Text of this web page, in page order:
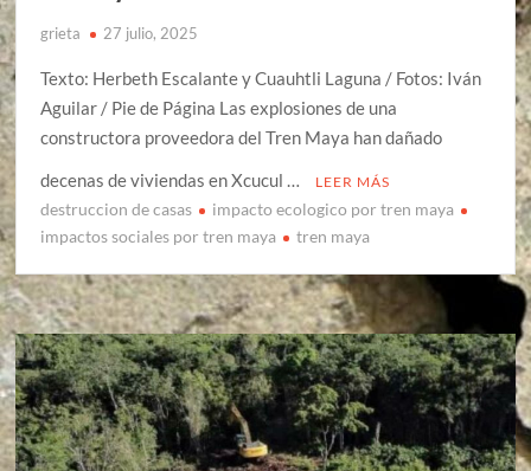
grieta 27 julio, 2025
Texto: Herbeth Escalante y Cuauhtli Laguna / Fotos: Iván
Aguilar / Pie de Página Las explosiones de una
constructora proveedora del Tren Maya han dañado
decenas de viviendas en Xcucul …
LEER MÁS
destruccion de casas
impacto ecologico por tren maya
impactos sociales por tren maya
tren maya